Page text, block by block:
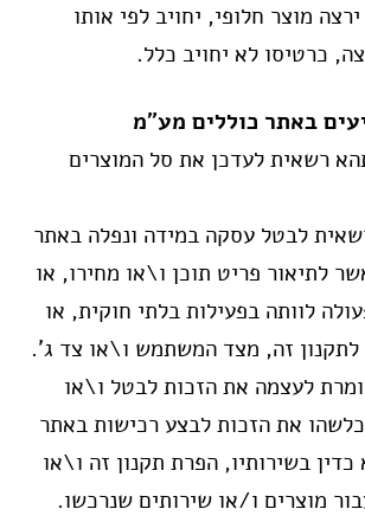
מוצר חלופי, יחויב לפי אותו
כרטיסו לא יחויב כלל.
באתר כוללים מע"מ
רשאית לעדכן את סל המוצרים
לבטל עסקה במידה ונפלה באתר
לתיאור פריט תוכן ו\או מחירו, או
לוותה בפעילות בלתי חוקית, או
לתקנון זה, מצד המשתמש ו\או צד ג’.
לעצמה את הזכות לבטל ו\או
את הזכות לבצע רכישות באתר
בשירותיו, הפרת תקנון זה ו\או
מוצרים ו/או שירותים שנרכשו.